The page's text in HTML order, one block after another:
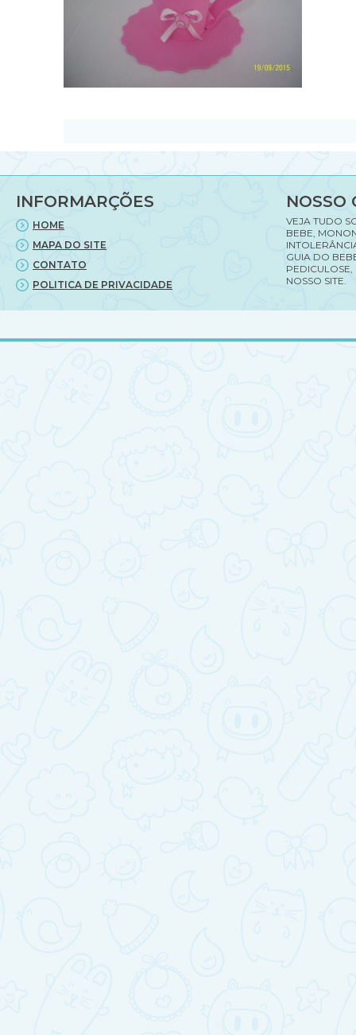
INFORMARÇÕES
HOME
MAPA DO SITE
CONTATO
POLITICA DE PRIVACIDADE
NOSSO
VEJA TUDO
BEBE,
GUIA DO
PEDICULOSE,
NOSSO SITE.